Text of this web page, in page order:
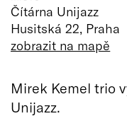
Čítárna Unijazz
Husitská 22, Praha
zobrazit na mapě
Mirek Kemel trio
Unijazz.